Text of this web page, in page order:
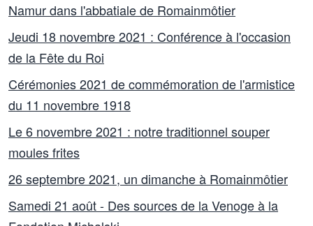
Namur dans l'abbatiale de Romainmôtier
Jeudi 18 novembre 2021 : Conférence à l'occasion
de la Fête du Roi
Cérémonies 2021 de commémoration de l'armistice
du 11 novembre 1918
Le 6 novembre 2021 : notre traditionnel souper
moules frites
26 septembre 2021, un dimanche à Romainmôtier
Samedi 21 août - Des sources de la Venoge à la